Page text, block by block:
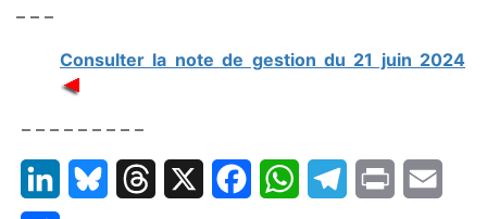
– – –
Consulter la note de gestion du 21 juin 2024
– – – – – – – – –
LinkedInBluesky Threads FacebookWhatsAppTelegram
Print